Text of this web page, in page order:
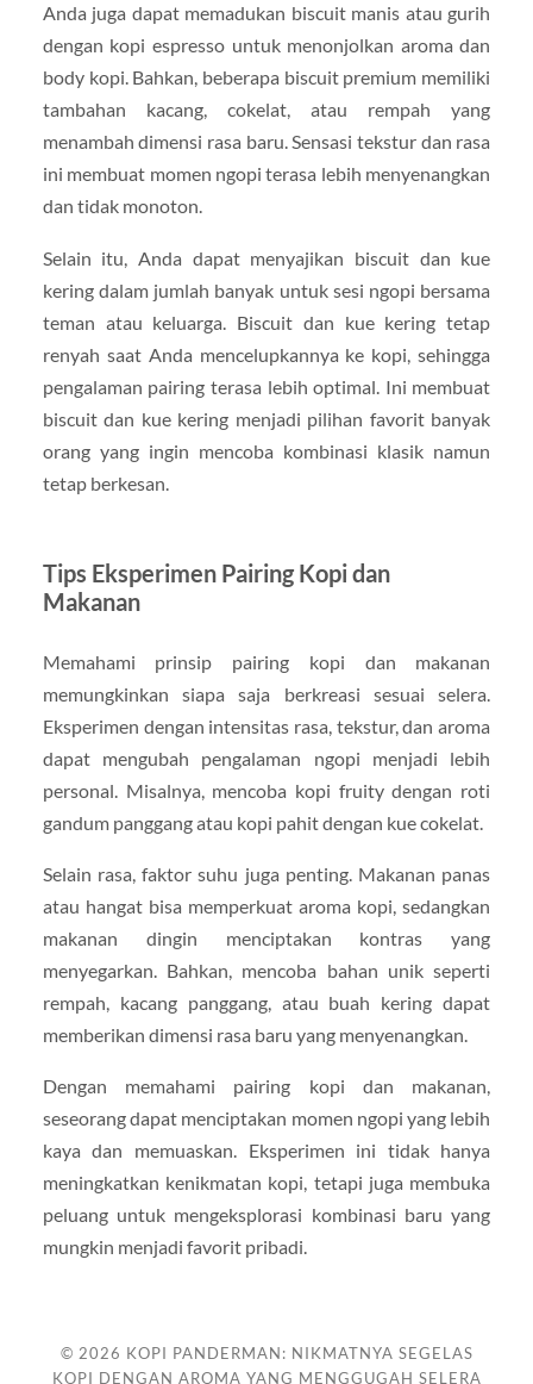
Anda juga dapat memadukan biscuit manis atau gurih
dengan kopi espresso untuk menonjolkan aroma dan
body kopi. Bahkan, beberapa biscuit premium memiliki
tambahan kacang, cokelat, atau rempah yang
menambah dimensi rasa baru. Sensasi tekstur dan rasa
ini membuat momen ngopi terasa lebih menyenangkan
dan tidak monoton.
Selain itu, Anda dapat menyajikan biscuit dan kue
kering dalam jumlah banyak untuk sesi ngopi bersama
teman atau keluarga. Biscuit dan kue kering tetap
renyah saat Anda mencelupkannya ke kopi, sehingga
pengalaman pairing terasa lebih optimal. Ini membuat
biscuit dan kue kering menjadi pilihan favorit banyak
orang yang ingin mencoba kombinasi klasik namun
tetap berkesan.
Tips Eksperimen Pairing Kopi dan
Makanan
Memahami prinsip pairing kopi dan makanan
memungkinkan siapa saja berkreasi sesuai selera.
Eksperimen dengan intensitas rasa, tekstur, dan aroma
dapat mengubah pengalaman ngopi menjadi lebih
personal. Misalnya, mencoba kopi fruity dengan roti
gandum panggang atau kopi pahit dengan kue cokelat.
Selain rasa, faktor suhu juga penting. Makanan panas
atau hangat bisa memperkuat aroma kopi, sedangkan
makanan dingin menciptakan kontras yang
menyegarkan. Bahkan, mencoba bahan unik seperti
rempah, kacang panggang, atau buah kering dapat
memberikan dimensi rasa baru yang menyenangkan.
Dengan memahami pairing kopi dan makanan,
seseorang dapat menciptakan momen ngopi yang lebih
kaya dan memuaskan. Eksperimen ini tidak hanya
meningkatkan kenikmatan kopi, tetapi juga membuka
peluang untuk mengeksplorasi kombinasi baru yang
mungkin menjadi favorit pribadi.
© 2026 KOPI PANDERMAN: NIKMATNYA SEGELAS
KOPI DENGAN AROMA YANG MENGGUGAH SELERA